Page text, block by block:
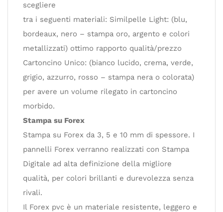
scegliere
tra i seguenti materiali: Similpelle Light: (blu,
bordeaux, nero – stampa oro, argento e colori
metallizzati) ottimo rapporto qualità/prezzo
Cartoncino Unico: (bianco lucido, crema, verde,
grigio, azzurro, rosso – stampa nera o colorata)
per avere un volume rilegato in cartoncino
morbido.
Stampa su Forex
Stampa su Forex da 3, 5 e 10 mm di spessore. I
pannelli Forex verranno realizzati con Stampa
Digitale ad alta definizione della migliore
qualità, per colori brillanti e durevolezza senza
rivali.
Il Forex pvc è un materiale resistente, leggero e